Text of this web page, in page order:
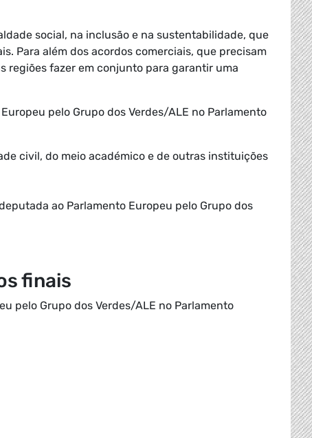
social, na inclusão e na sustentabilidade, que
Para além dos acordos comerciais, que precisam
regiões fazer em conjunto para garantir uma
pelo Grupo dos Verdes/ALE no Parlamento
civil, do meio académico e de outras instituições
ao Parlamento Europeu pelo Grupo dos
finais
pelo Grupo dos Verdes/ALE no Parlamento